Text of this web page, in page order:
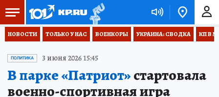
НОВОСТИ ТОЛЬКО У НАС ВОЕНКОРЫ УКРАИНА: СВОДКА КП В
ПОЛИТИКА 3 июня 2026 15:45
В парке «Патриот»стартовала
военно-спортивная игра